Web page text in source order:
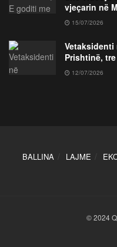
vjeçarin në
15/07/2026
Prishtinë,
12/07/2026
BALLINA LAJME
© 2024